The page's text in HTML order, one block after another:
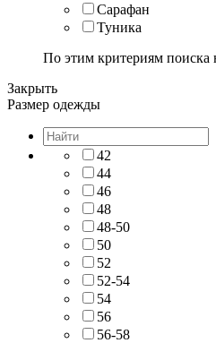
Сарафан
Туника
По этим критериям поиска
Закрыть
Размер одежды
42
44
46
48
48-50
50
52
52-54
54
56
56-58